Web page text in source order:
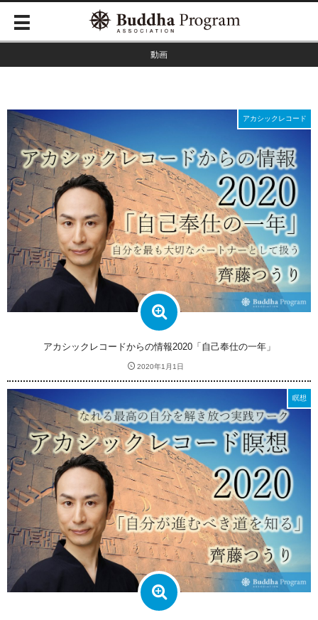
動画
アカシックレコードからの情報2020「自己奉仕の一年」
2020年1月1日
アカシックレコード
瞑想